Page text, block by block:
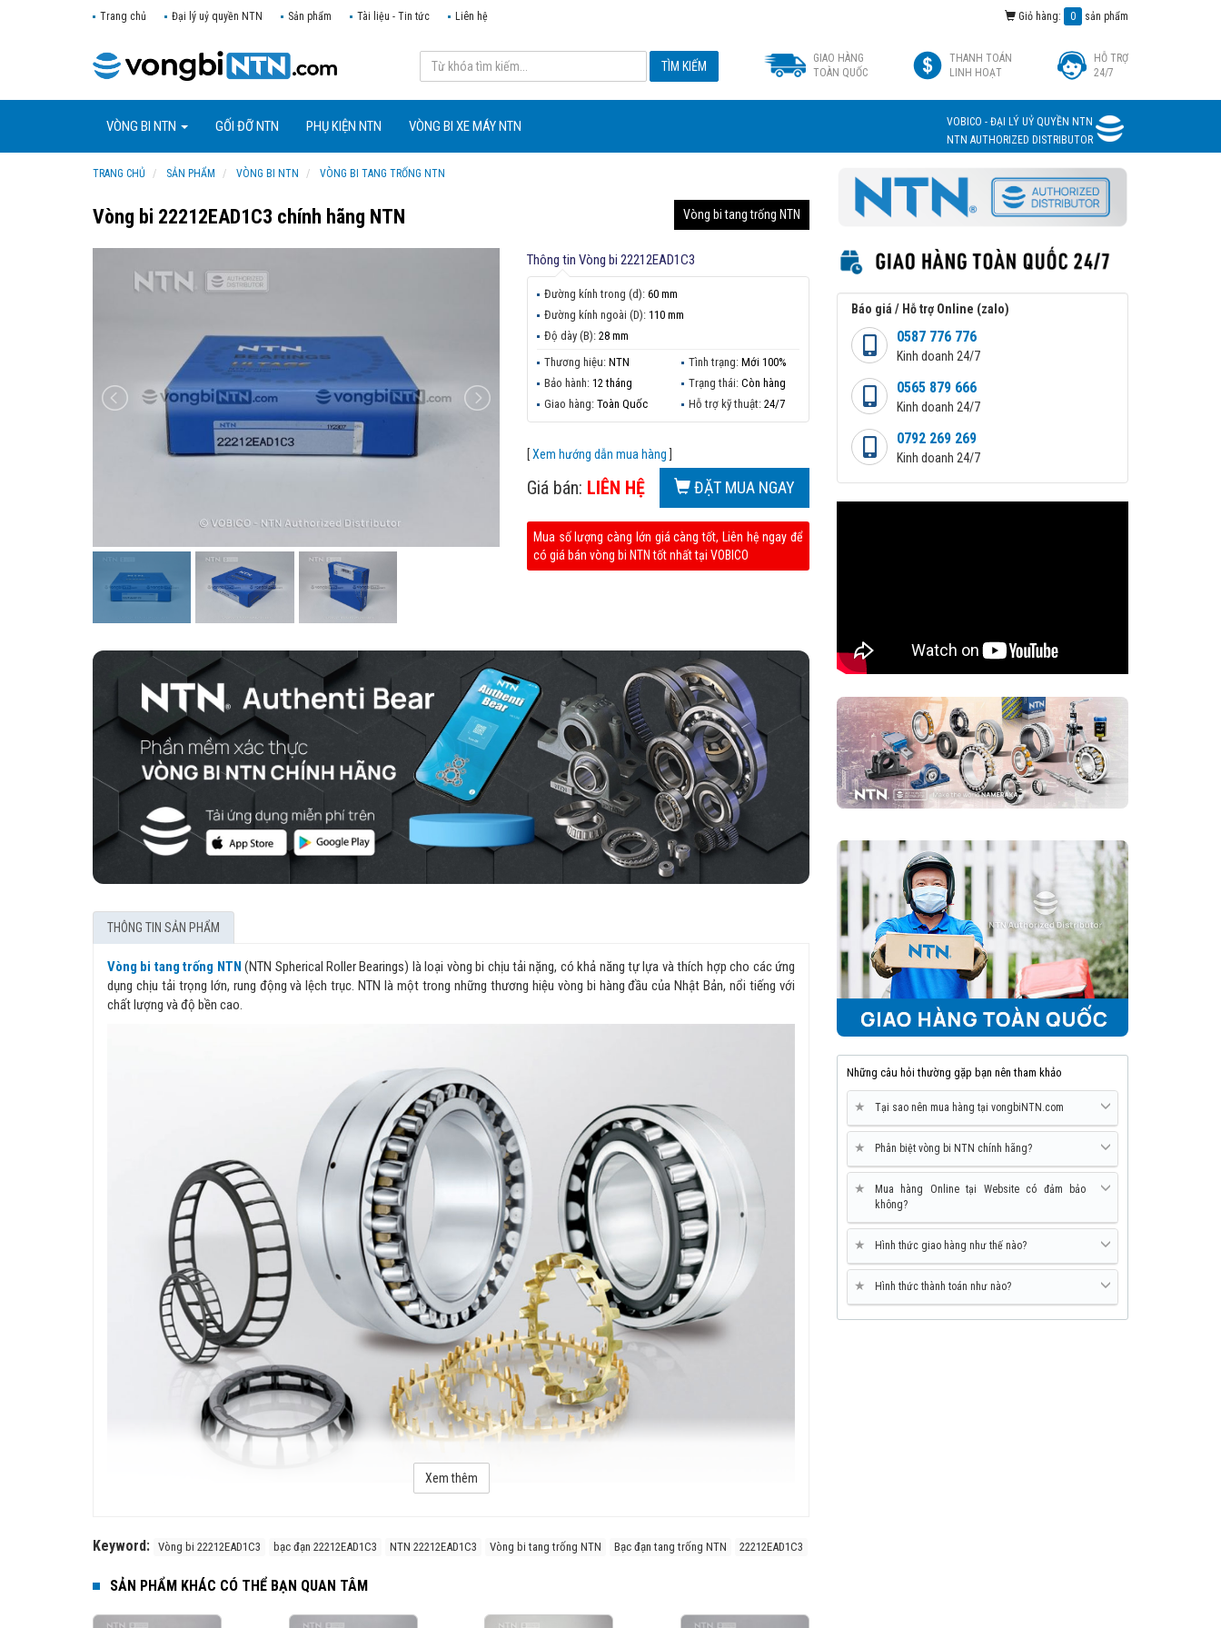
Trang chủ Đại lý uỷ quyền NTN Sản phẩm Tài liệu - Tin tức Liên hệ Giỏ hàng: 0 sản phẩm
GIAO HÀNG
TOÀN QUỐC
THANH TOÁN
LINH HOẠT
HỖ TRỢ
24/7
VÒNG BI NTN GỐI ĐỠ NTN PHỤ KIỆN NTN VÒNG BI XE MÁY NTN
VOBICO - ĐẠI LÝ UỶ QUYỀN NTN
NTN AUTHORIZED DISTRIBUTOR
TRANG CHỦ SẢN PHẨM VÒNG BI NTN VÒNG BI TANG TRỐNG NTN
Vòng bi 22212EAD1C3 chính hãng NTN Vòng bi tang trống NTN
Thông tin Vòng bi 22212EAD1C3
Đường kính trong (d): 60 mm
Đường kính ngoài (D): 110 mm
Độ dày (B): 28 mm
Thương hiệu: NTN Tình trạng:Mới 100%
Bảo hành: 12 tháng Trạng thái:Còn hàng
Giao hàng: Toàn Quốc Hỗ trợ kỹ thuật:24/7
[Xem hướng dẫn mua hàng
Giá bán: LIÊN HỆ ĐẶT MUA NGAY
Mua số lượng càng lớn giá càng tốt, Liên hệ ngay để
có giá bán vòng bi NTN tốt nhất tại VOBICO
THÔNG TIN SẢN PHẨM
Vòng bi tang trống NTN (NTN Spherical Roller Bearings) là loại vòng bi chịu tải nặng, có khả năng tự lựa và thích hợp cho các ứng
dụng chịu tải trọng lớn, rung động và lệch trục. NTN là một trong những thương hiệu vòng bi hàng đầu của Nhật Bản, nổi tiếng với
chất lượng và độ bền cao.
Thiết kế tự lựa:
Khả năng chịu tải cao:
Chịu tải hướng kính lớn và tải dọc trục theo cả hai hướng.
Độ bền và tuổi thọ cao:
Sử dụng vật liệu thép chất lượng cao và công nghệ nhiệt luyện tiên tiến.
Giảm ma sát, chịu rung động tốt: Phù hợp với các môi trường làm việc khắc nghiệt như máy nghiền, băng tải, động cơ
rung…
Xem thêm
Keyword: Vòng bi 22212EAD1C3 bạc đạn 22212EAD1C3 NTN 22212EAD1C3 Vòng bi tang trống NTN Bạc đạn tang trống NTN 22212EAD1C3
SẢN PHẨM KHÁC CÓ THỂ BẠN QUAN TÂM
Báo giá / Hỗ trợ Online (zalo)
0587 776 776
Kinh doanh 24/7
0565 879 666
Kinh doanh 24/7
0792 269 269
Kinh doanh 24/7
Những câu hỏi thường gặp bạn nên tham khảo
★ Tại sao nên mua hàng tại vongbiNTN.com
★ Phân biệt vòng bi NTN chính hãng?
★
Mua hàng Online tại Website có đảm bảo
không?
★ Hình thức giao hàng như thế nào?
★ Hình thức thành toán như nào?